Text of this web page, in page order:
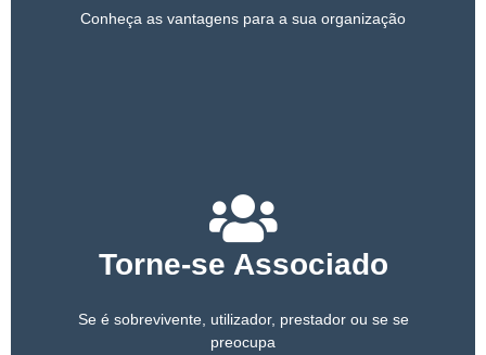
Conheça as vantagens para a sua organização
Torne-se Associado
Se é sobrevivente, utilizador, prestador ou se se
preocupa